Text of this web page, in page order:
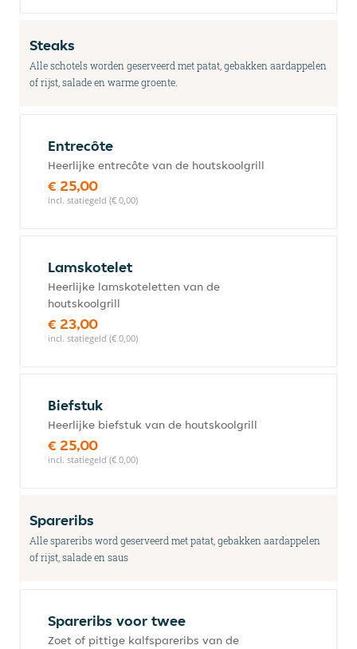
Steaks
Alle schotels worden geserveerd met patat, gebakken aardappelen
of rijst, salade en warme groente.
Entrecôte
Heerlijke entrecôte van de houtskoolgrill
€ 25,00
incl. statiegeld (€ 0,00)
Lamskotelet
Heerlijke lamskoteletten van de
houtskoolgrill
€ 23,00
incl. statiegeld (€ 0,00)
Biefstuk
Heerlijke biefstuk van de houtskoolgrill
€ 25,00
incl. statiegeld (€ 0,00)
Spareribs
Alle spareribs word geserveerd met patat, gebakken aardappelen
of rijst, salade en saus
Spareribs voor twee
Zoet of pittige kalfspareribs van de